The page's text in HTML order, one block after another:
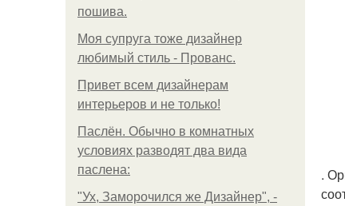
пошива.
Моя супруга тоже дизайнер
любимый стиль - Прованс.
Привет всем дизайнерам
интерьеров и не только!
Паслён. Обычно в комнатных
условиях разводят два вида
паслена:
"Ух, Заморочился же Дизайнер", -
.